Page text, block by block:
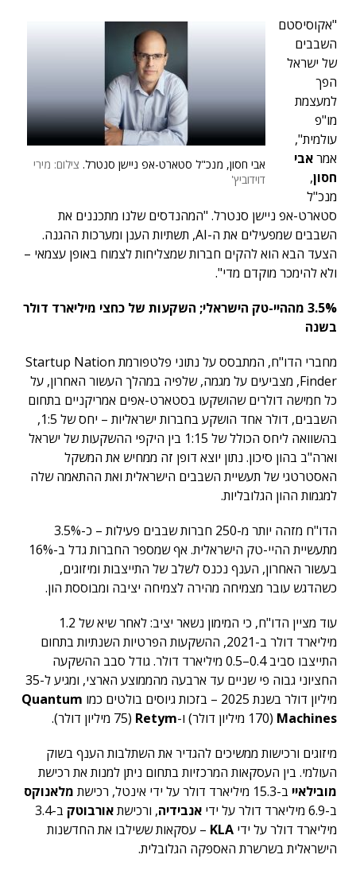
אבי חסון, מנכ"ל סטארט-אפ ניישן סנטרל. צילום: מירי
דוידוביץ'
"אקוסיסטם
השבבים
של ישראל
הפך
למעצמת
מו"פ
עולמית",
אמראבי
חסון,
מנכ"ל
סטארט-אפ ניישן סנטרל. "המהנדסים שלנו מתכננים את
השבבים שמפעילים את ה-AI, תשתיות הענן ומערכות ההגנה.
הצעד הבא הוא להקים חברות שמצליחות לצמוח באופן עצמאי –
ולא להימכר מוקדם מדי".
3.5% מההיי-טק הישראלי; השקעות של כחצי מיליארד דולר
בשנה
מחברי הדו"ח, המתבסס על נתוני פלטפורמת Startup Nation
Finder, מצביעים על מגמה, שלפיה במהלך העשור האחרון, על
כל חמישה דולרים שהושקעו בסטארט-אפים אמריקניים בתחום
השבבים, דולר אחד הושקע בחברות ישראליות – יחס של 1:5,
בהשוואה ליחס הכולל של 1:15 בין היקפי ההשקעות של ישראל
וארה"ב בהון סיכון. נתון יוצא דופן זה ממחיש את המשקל
האסטרטגי של תעשיית השבבים הישראלית ואת ההתאמה שלה
למגמות ההון הגלובליות.
הדו"ח מזהה יותר מ-250 חברות שבבים פעילות – כ-3.5%
מתעשיית ההיי-טק הישראלית. אף שמספר החברות גדל ב-16%
בעשור האחרון, הענף נכנס לשלב של התייצבות ומיזוגים,
כשהדגש עובר מצמיחה מהירה לצמיחה יציבה ומבוססת הון.
עוד מציין הדו"ח, כי המימון נשאר יציב: לאחר שיא של 1.2
מיליארד דולר ב-2021, ההשקעות הפרטיות השנתיות בתחום
התייצבו סביב 0.4–0.5 מיליארד דולר. גודל סבב ההשקעה
החציוני גבוה פי שניים עד ארבעה מהממוצע הארצי, ומגיע ל-35
מיליון דולר בשנת 2025 – בזכות גיוסים בולטים כמו
Quantum
Machines (170 מיליון דולר) ו- Retym (75 מיליון דולר).
מיזוגים ורכישות ממשיכים להגדיר את השתלבות הענף בשוק
העולמי. בין העסקאות המרכזיות בתחום ניתן למנות את רכישת
מובילאיי ב-15.3 מיליארד דולר על ידי אינטל, רכישת
מלאנוקס
ב-6.9 מיליארד דולר על ידי
אנבידיה, ורכישתאורבוטק
ב-3.4
מיליארד דולר על ידי KLA – עסקאות ששילבו את החדשנות
הישראלית בשרשרת האספקה הגלובלית.